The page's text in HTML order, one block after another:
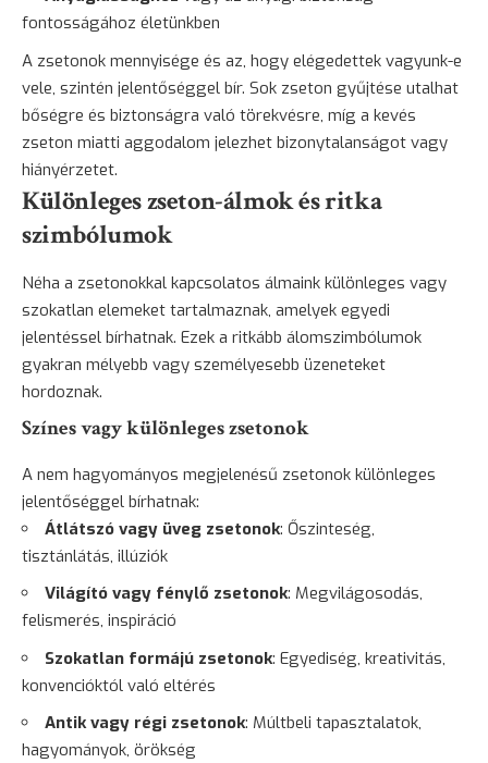
fontosságához életünkben
A zsetonok mennyisége és az, hogy elégedettek vagyunk-e
vele, szintén jelentőséggel bír. Sok zseton gyűjtése utalhat
bőségre és biztonságra való törekvésre, míg a kevés
zseton miatti aggodalom jelezhet bizonytalanságot vagy
hiányérzetet.
Különleges zseton-álmok és ritka
szimbólumok
Néha a zsetonokkal kapcsolatos álmaink különleges vagy
szokatlan elemeket tartalmaznak, amelyek egyedi
jelentéssel bírhatnak. Ezek a ritkább álomszimbólumok
gyakran mélyebb vagy személyesebb üzeneteket
hordoznak.
Színes vagy különleges zsetonok
A nem hagyományos megjelenésű zsetonok különleges
jelentőséggel bírhatnak:
Átlátszó vagy üveg zsetonok: Őszinteség,
tisztánlátás, illúziók
Világító vagy fénylő zsetonok: Megvilágosodás,
felismerés, inspiráció
Szokatlan formájú zsetonok: Egyediség, kreativitás,
konvencióktól való eltérés
Antik vagy régi zsetonok: Múltbeli tapasztalatok,
hagyományok, örökség